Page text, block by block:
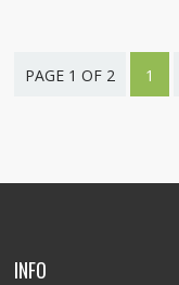
PAGE 1 OF 2 1
INFO